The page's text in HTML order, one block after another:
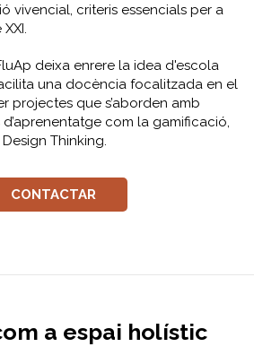
vivencial, criteris essencials per a
deixa enrere la idea d'escola
una docència focalitzada en el
projectes que s’aborden amb
com la gamificació,
Thinking.
CONTACTAR
a espai holístic